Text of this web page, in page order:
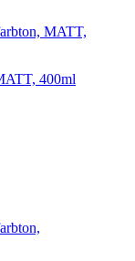
400ml